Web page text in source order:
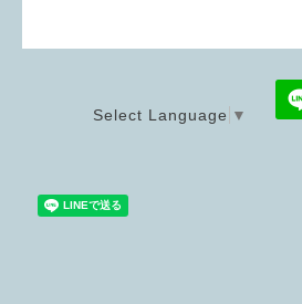
Select Language ▼